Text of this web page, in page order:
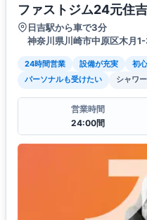
ファストジム24元住
日吉駅から車で3分
神奈川県川崎市中原区木月
24時間営業 設備が充実 初
パーソナルも受けたい
シャワー
営業時間
24:00間